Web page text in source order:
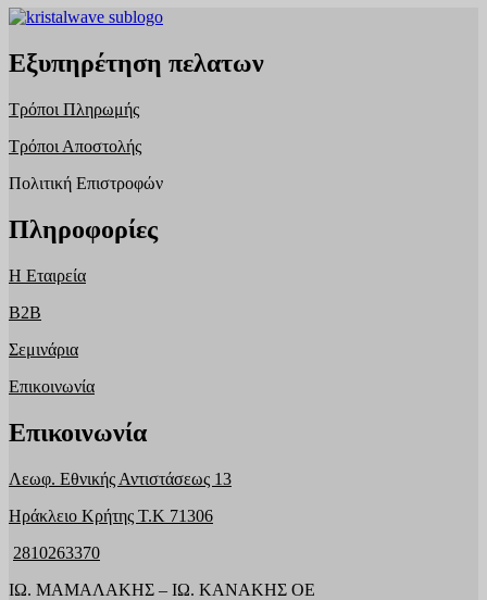
Εξυπηρέτηση πελατων
Τρόποι Πληρωμής
Τρόποι Αποστολής
Πολιτική Επιστροφών
Πληροφορίες
Η Εταιρεία
B2B
Σεμινάρια
Επικοινωνία
Επικοινωνία
Λεωφ. Εθνικής Αντιστάσεως 13
Ηράκλειο Κρήτης T.K 71306
2810263370
ΙΩ. ΜΑΜΑΛΑΚΗΣ – ΙΩ. ΚΑΝΑΚΗΣ ΟΕ